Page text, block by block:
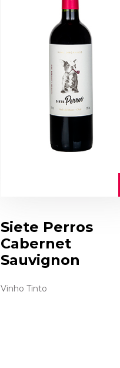
Siete Perros
Cabernet
Sauvignon
Vinho Tinto